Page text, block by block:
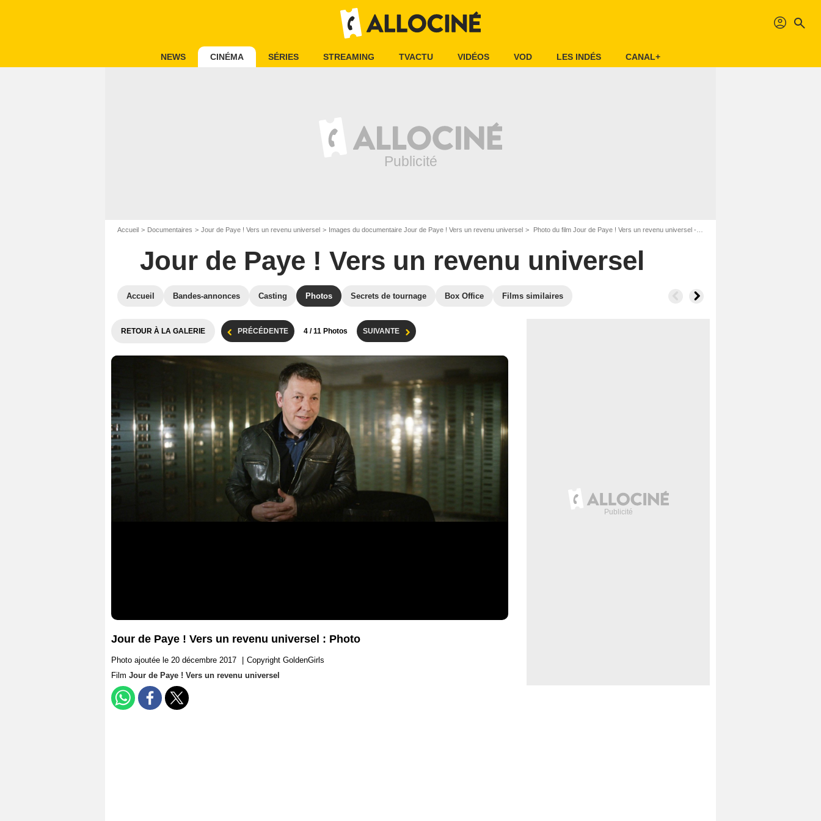
profil search
NEWS CINÉMA SÉRIES STREAMING TVACTU VIDÉOS VOD LES INDÉS CANAL+
Accueil Documentaires Jour de Paye ! Vers un revenu universel Images du documentaire Jour de Paye ! Vers un revenu universel Photo du film Jour de Paye ! Vers un revenu universel - Photo 4
Jour de Paye ! Vers un revenu universel
Accueil Bandes-annonces Casting Photos Secrets de tournage Box Office Films similaires
RETOUR À LA GALERIE PRÉCÉDENTE 4 / 11 Photos SUIVANTE
Jour de Paye ! Vers un revenu universel : Photo
Photo ajoutée le 20 décembre 2017
Copyright GoldenGirls
Film Jour de Paye ! Vers un revenu universel